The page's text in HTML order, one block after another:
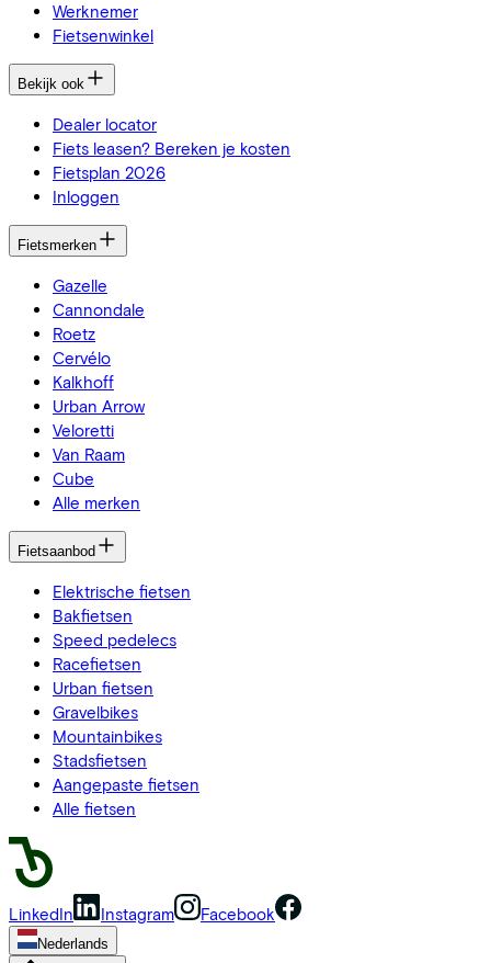
Werknemer
Fietsenwinkel
Bekijk ook
Dealer locator
Fiets leasen? Bereken je kosten
Fietsplan 2026
Inloggen
Fietsmerken
Gazelle
Cannondale
Roetz
Cervélo
Kalkhoff
Urban Arrow
Veloretti
Van Raam
Cube
Alle merken
Fietsaanbod
Elektrische fietsen
Bakfietsen
Speed pedelecs
Racefietsen
Urban fietsen
Gravelbikes
Mountainbikes
Stadsfietsen
Aangepaste fietsen
Alle fietsen
LinkedIn Instagram Facebook
Nederlands